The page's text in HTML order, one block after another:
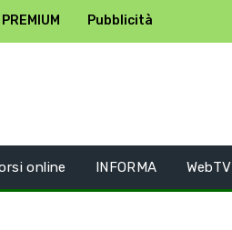
Pubblicità
online INFORMA WebTV